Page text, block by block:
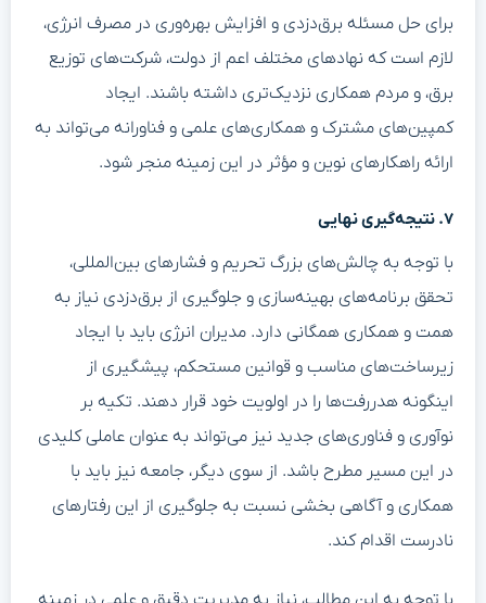
برای حل مسئله برق‌دزدی و افزایش بهره‌وری در مصرف انرژی،
لازم است که نهادهای مختلف اعم از دولت، شرکت‌های توزیع
برق، و مردم همکاری نزدیک‌تری داشته باشند. ایجاد
کمپین‌های مشترک و همکاری‌های علمی و فناورانه می‌تواند به
ارائه راهکارهای نوین و مؤثر در این زمینه منجر شود.
۷. نتیجه‌گیری نهایی
با توجه به چالش‌های بزرگ تحریم و فشارهای بین‌المللی،
تحقق برنامه‌های بهینه‌سازی و جلوگیری از برق‌دزدی نیاز به
همت و همکاری همگانی دارد. مدیران انرژی باید با ایجاد
زیرساخت‌های مناسب و قوانین مستحکم، پیشگیری از
اینگونه هدررفت‌ها را در اولویت خود قرار دهند. تکیه بر
نوآوری و فناوری‌های جدید نیز می‌تواند به عنوان عاملی کلیدی
در این مسیر مطرح باشد. از سوی دیگر، جامعه نیز باید با
همکاری و آگاهی بخشی نسبت به جلوگیری از این رفتارهای
نادرست اقدام کند.